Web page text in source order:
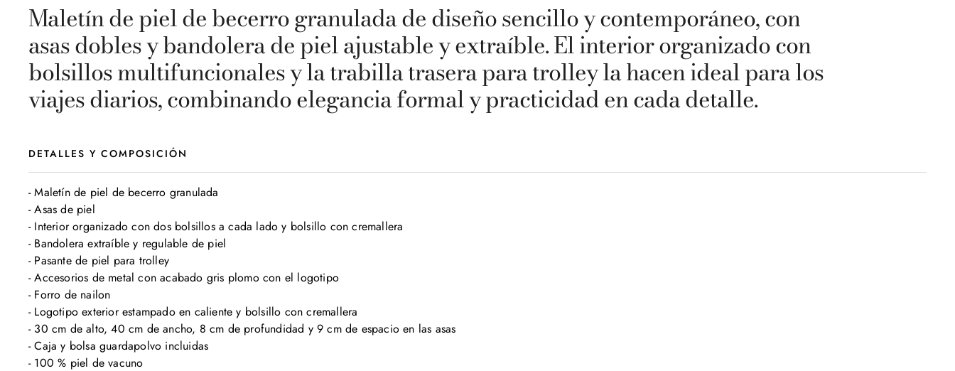
Maletín de piel de becerro granulada de diseño sencillo y contemporáneo, con
asas dobles y bandolera de piel ajustable y extraíble. El interior organizado con
bolsillos multifuncionales y la trabilla trasera para trolley la hacen ideal para los
viajes diarios, combinando elegancia formal y practicidad en cada detalle.
DETALLES Y COMPOSICIÓN
- Maletín de piel de becerro granulada
- Asas de piel
- Interior organizado con dos bolsillos a cada lado y bolsillo con cremallera
- Bandolera extraíble y regulable de piel
- Pasante de piel para trolley
- Accesorios de metal con acabado gris plomo con el logotipo
- Forro de nailon
- Logotipo exterior estampado en caliente y bolsillo con cremallera
- 30 cm de alto, 40 cm de ancho, 8 cm de profundidad y 9 cm de espacio en las asas
- Caja y bolsa guardapolvo incluidas
- 100 % piel de vacuno